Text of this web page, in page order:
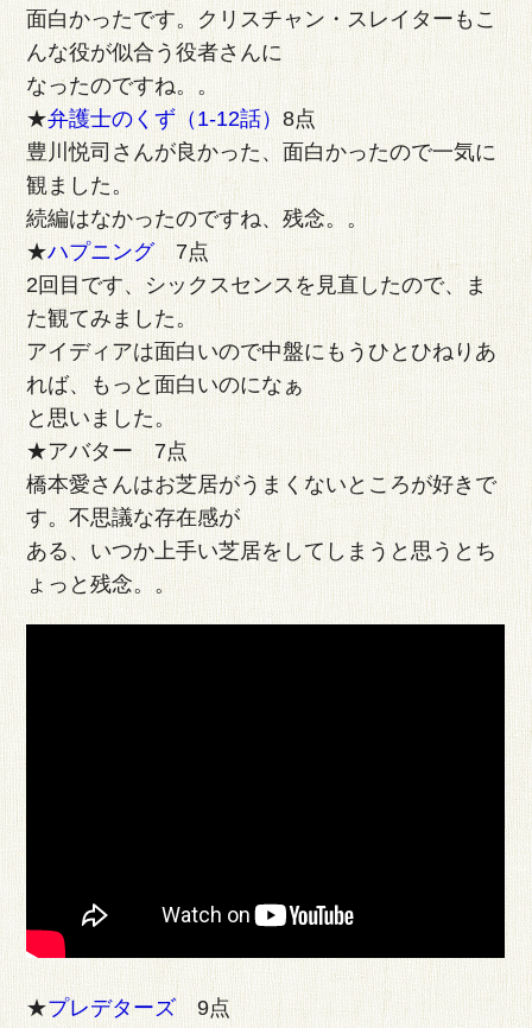
面白かったです。クリスチャン・スレイターもこ
んな役が似合う役者さんに
なったのですね。。
★弁護士のくず（1-12話）8点
豊川悦司さんが良かった、面白かったので一気に
観ました。
続編はなかったのですね、残念。。
★ハプニング7点
2回目です、シックスセンスを見直したので、ま
た観てみました。
アイディアは面白いので中盤にもうひとひねりあ
れば、もっと面白いのになぁ
と思いました。
★アバター 7点
橋本愛さんはお芝居がうまくないところが好きで
す。不思議な存在感が
ある、いつか上手い芝居をしてしまうと思うとち
ょっと残念。。
★プレデターズ9点